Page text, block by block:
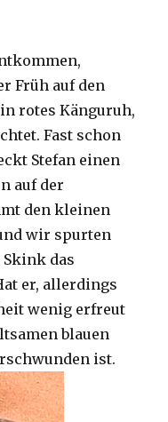
Früh auf den
rotes Känguruh,
Fast schon
Stefan einen
auf der
den kleinen
wir spurten
Skink das
er, allerdings
wenig erfreut
blauen
ist.